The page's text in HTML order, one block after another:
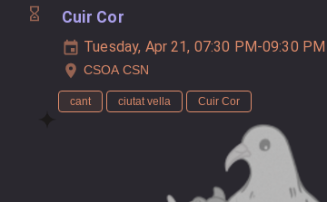
Cuir Cor
Tuesday, Apr 21, 07:30 PM-09:30 PM
CSOA CSN
cant ciutat vella Cuir Cor